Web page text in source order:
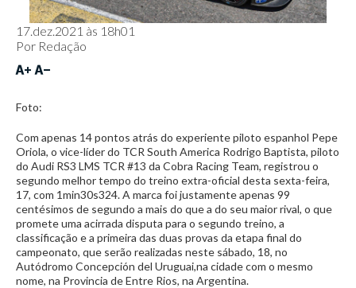
17.dez.2021 às 18h01
Por Redação
Foto:
Com apenas 14 pontos atrás do experiente piloto espanhol Pepe
Oriola, o vice-líder do TCR South America Rodrigo Baptista, piloto
do Audi RS3 LMS TCR #13 da Cobra Racing Team, registrou o
segundo melhor tempo do treino extra-oficial desta sexta-feira,
17, com 1min30s324. A marca foi justamente apenas 99
centésimos de segundo a mais do que a do seu maior rival, o que
promete uma acirrada disputa para o segundo treino, a
classificação e a primeira das duas provas da etapa final do
campeonato, que serão realizadas neste sábado, 18, no
Autódromo Concepción del Uruguai,na cidade com o mesmo
nome, na Provincia de Entre Rios, na Argentina.